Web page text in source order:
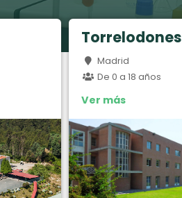
Torrelodones
Madrid
De 0 a 18 años
Ver más